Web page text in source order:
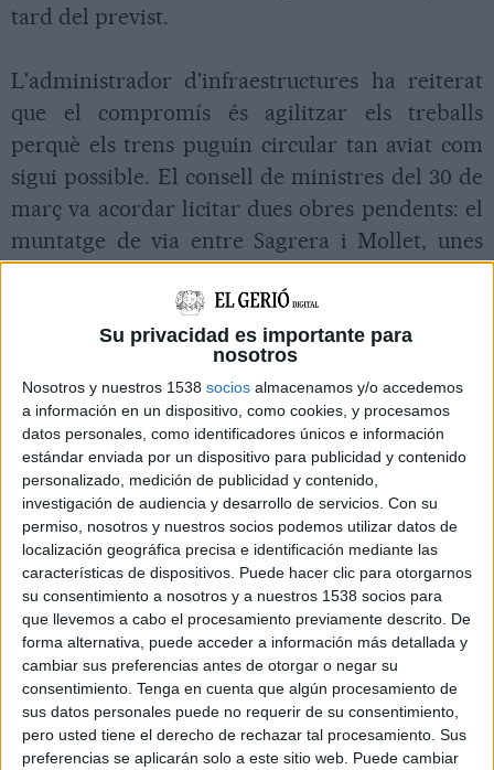
Su privacidad es importante para
nosotros
Nosotros y nuestros 1538 socios almacenamos y/o accedemos
a información en un dispositivo, como cookies, y procesamos
datos personales, como identificadores únicos e información
estándar enviada por un dispositivo para publicidad y contenido
personalizado, medición de publicidad y contenido,
investigación de audiencia y desarrollo de servicios. Con su
permiso, nosotros y nuestros socios podemos utilizar datos de
localización geográfica precisa e identificación mediante las
características de dispositivos. Puede hacer clic para otorgarnos
su consentimiento a nosotros y a nuestros 1538 socios para
que llevemos a cabo el procesamiento previamente descrito. De
forma alternativa, puede acceder a información más detallada y
cambiar sus preferencias antes de otorgar o negar su
consentimiento. Tenga en cuenta que algún procesamiento de
sus datos personales puede no requerir de su consentimiento,
pero usted tiene el derecho de rechazar tal procesamiento. Sus
preferencias se aplicarán solo a este sitio web. Puede cambiar
tard del previst.
L'administrador d'infraestructures ha reiterat
que el compromís és agilitzar els treballs
perquè els trens puguin circular tan aviat com
sigui possible. El consell de ministres del 30 de
març va acordar licitar dues obres pendents: el
muntatge de via entre Sagrera i Mollet, unes
obres que tenen un pressupost previst de 13
MEUR (milions d'euros) i un termini d'execució
de 8 mesos, i la primera fase de l'estació
provisional a Girona, amb un import de 37,2
MEUR i uns 12 mesos de feina. Després de
licitar-les, les empreses presenten els projectes i
després el consell d'administració d'Adif les ha
d'adjudicar.
Amb aquestes xifres a la mà, el càlcul
aproximat indica que les obres es poden
retardar, però Adif ha recordat que el terminis
d'execució són màxims i que poden acabar
abans de complir la data límit. Les dues obres
van quedar pendents de licitar amb el canvi de
govern a l'executiu espanyol. Fonts d'Adif han